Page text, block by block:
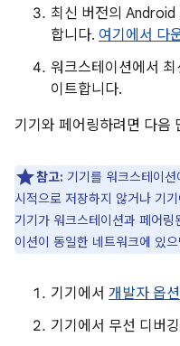
최신 버전의 Android
합니다. 여기에서 다
워크스테이션에서 최
이트합니다.
기기와 페어링하려면 다음
참고: 기기를 워크스테이
시적으로 저장하지 않거나 기
기기가 워크스테이션과 페어
이션이 동일한 네트워크에 있
기기에서 개발자 옵션
기기에서 무선 디버